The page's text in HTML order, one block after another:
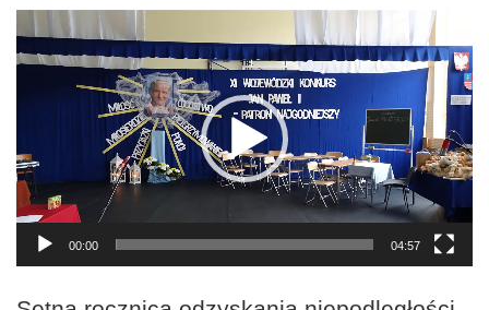
Odtwarzacz
video
00:00 04:57